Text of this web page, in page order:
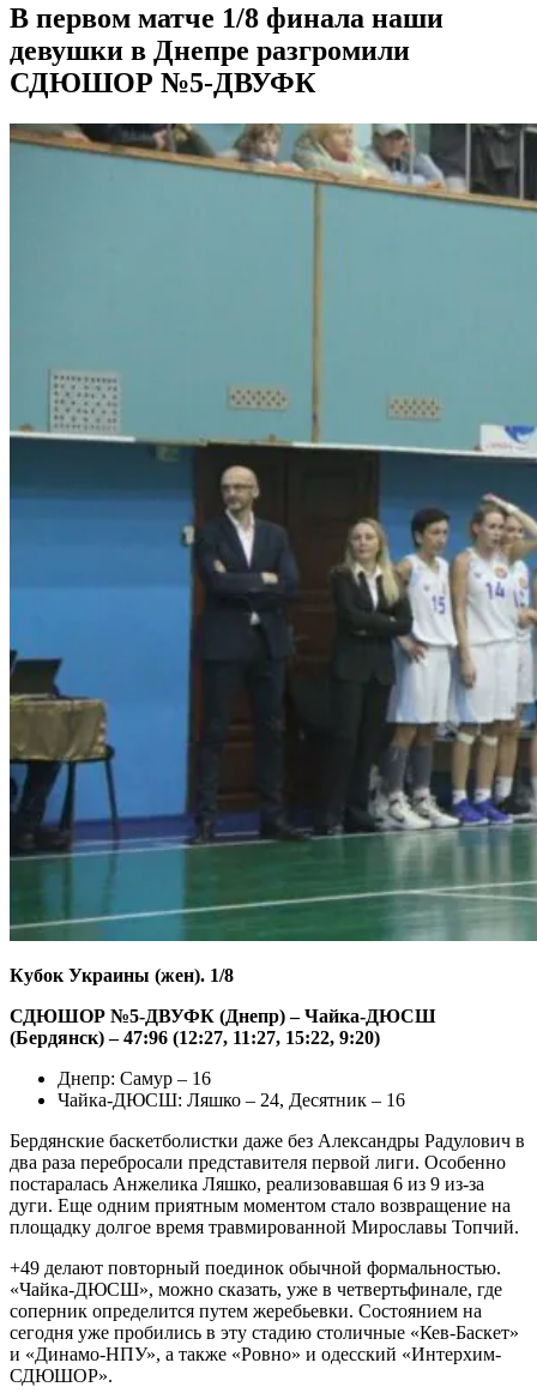
В первом матче 1/8 финала наши
девушки в Днепре разгромили
СДЮШОР №5-ДВУФК
Кубок Украины (жен). 1/8
СДЮШОР №5-ДВУФК (Днепр) – Чайка-ДЮСШ
(Бердянск) – 47:96 (12:27, 11:27, 15:22, 9:20)
Днепр: Самур – 16
Чайка-ДЮСШ: Ляшко – 24, Десятник – 16
Бердянские баскетболистки даже без Александры Радулович в
два раза перебросали представителя первой лиги. Особенно
постаралась Анжелика Ляшко, реализовавшая 6 из 9 из-за
дуги. Еще одним приятным моментом стало возвращение на
площадку долгое время травмированной Мирославы Топчий.
+49 делают повторный поединок обычной формальностью.
«Чайка-ДЮСШ», можно сказать, уже в четвертьфинале, где
соперник определится путем жеребьевки. Состоянием на
сегодня уже пробились в эту стадию столичные «Кев-Баскет»
и «Динамо-НПУ», а также «Ровно» и одесский «Интерхим-
СДЮШОР».